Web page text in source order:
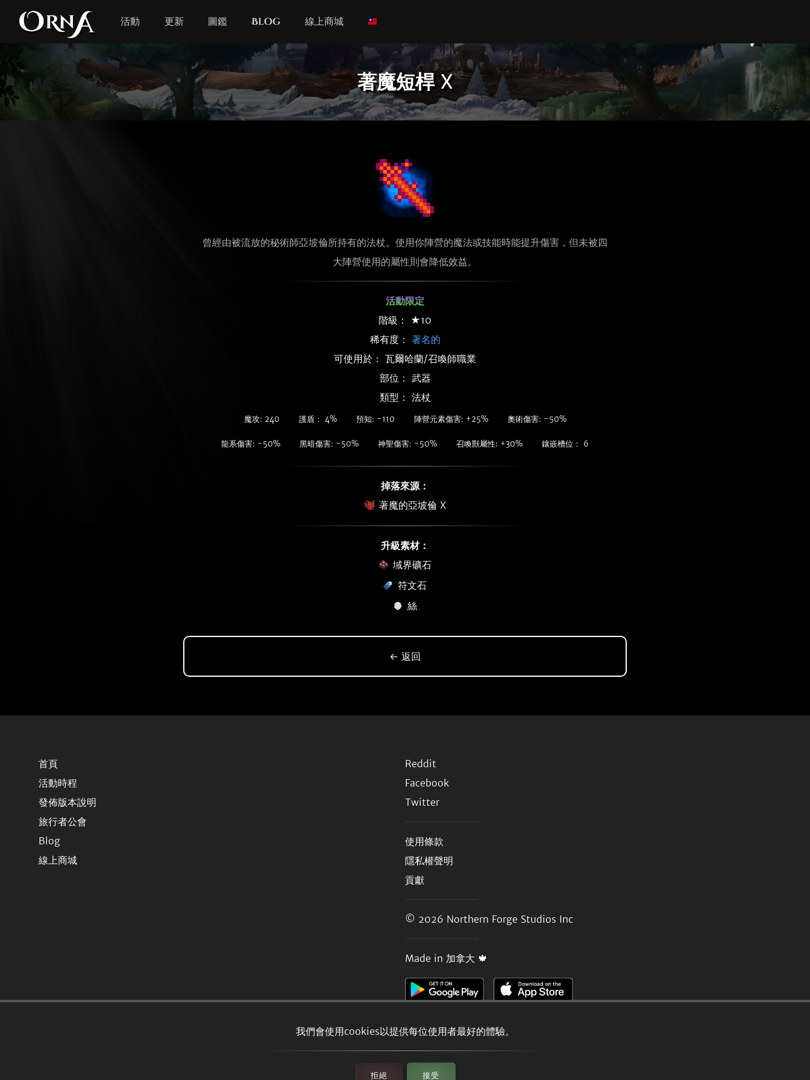
活動 更新 圖鑑 Blog 線上商城
著魔短桿 X
我們會使用cookies以提供每位使用者最好的體驗。
拒絕 接受
曾經由被流放的秘術師亞坡倫所持有的法杖。使用你陣營的魔法或技能時能提升傷害，但未被四
大陣營使用的屬性則會降低效益。
活動限定
階級： ★10
稀有度： 著名的
可使用於： 瓦爾哈蘭/召喚師職業
部位： 武器
類型： 法杖
魔攻: 240 護盾： 4% 預知: -110 陣營元素傷害: +25% 奧術傷害: -50%
龍系傷害: -50% 黑暗傷害: -50% 神聖傷害: -50% 召喚獸屬性: +30% 鑲嵌槽位： 6
掉落來源：
著魔的亞坡倫 X
升級素材：
域界礦石
符文石
絲
← 返回
首頁
活動時程
發佈版本說明
旅行者公會
Blog
線上商城
Reddit
Facebook
Twitter
使用條款
隱私權聲明
貢獻
© 2026 Northern Forge Studios Inc
Made in 加拿大 🍁